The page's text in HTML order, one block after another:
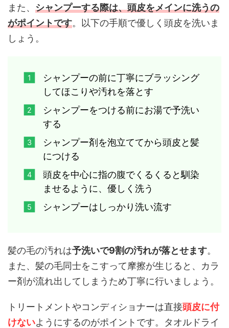
また、 シャンプーする際は、頭皮をメインに洗うの
がポイントです。以下の手順で優しく頭皮を洗いま
しょう。
シャンプーの前に丁寧にブラッシング
してほこりや汚れを落とす
シャンプーをつける前にお湯で予洗い
する
シャンプー剤を泡立ててから頭皮と髪
につける
頭皮を中心に指の腹でくるくると馴染
ませるように、優しく洗う
シャンプーはしっかり洗い流す
髪の毛の汚れは予洗いで9割の汚れが落とせます。
また、髪の毛同士をこすって摩擦が生じると、カラ
ー剤が流れ出してしまうため丁寧に行いましょう。
トリートメントやコンディショナーは直接頭皮に付
けないようにするのがポイントです。タオルドライ